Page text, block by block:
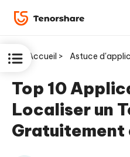
ReiBoot
for iOS
Accueil > Astuce
Top 10
Localiser un
Gratuitement